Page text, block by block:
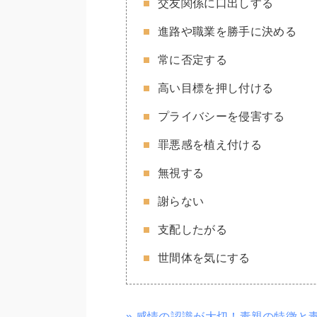
交友関係に口出しする
進路や職業を勝手に決める
常に否定する
高い目標を押し付ける
プライバシーを侵害する
罪悪感を植え付ける
無視する
謝らない
支配したがる
世間体を気にする